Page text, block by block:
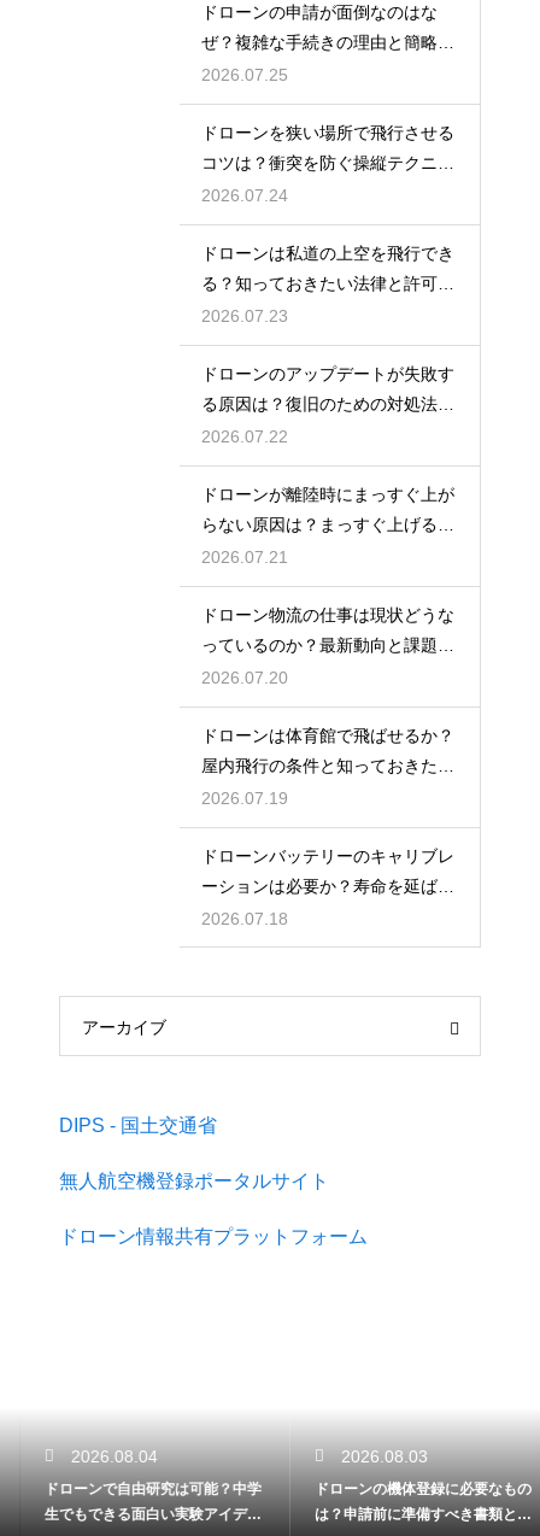
ドローンの申請が面倒なのはな
ぜ？複雑な手続きの理由と簡略化
の動向
2026.07.25
ドローンを狭い場所で飛行させる
コツは？衝突を防ぐ操縦テクニッ
クを解説
2026.07.24
ドローンは私道の上空を飛行でき
る？知っておきたい法律と許可の
ルール
2026.07.23
ドローンのアップデートが失敗す
る原因は？復旧のための対処法を
解説
2026.07.22
ドローンが離陸時にまっすぐ上が
らない原因は？まっすぐ上げるた
めのコツを解説
2026.07.21
ドローン物流の仕事は現状どうな
っているのか？最新動向と課題を
解説
2026.07.20
ドローンは体育館で飛ばせるか？
屋内飛行の条件と知っておきたい
注意点
2026.07.19
ドローンバッテリーのキャリブレ
ーションは必要か？寿命を延ばす
管理術
2026.07.18
アーカイブ
DIPS - 国土交通省
無人航空機登録ポータルサイト
ドローン情報共有プラットフォーム
2026.08.04
ドローンで自由研究は可能？中学
生でもできる面白い実験アイデア
2026.08.03
ドローンの機体登録に必要なもの
は？申請前に準備すべき書類と情